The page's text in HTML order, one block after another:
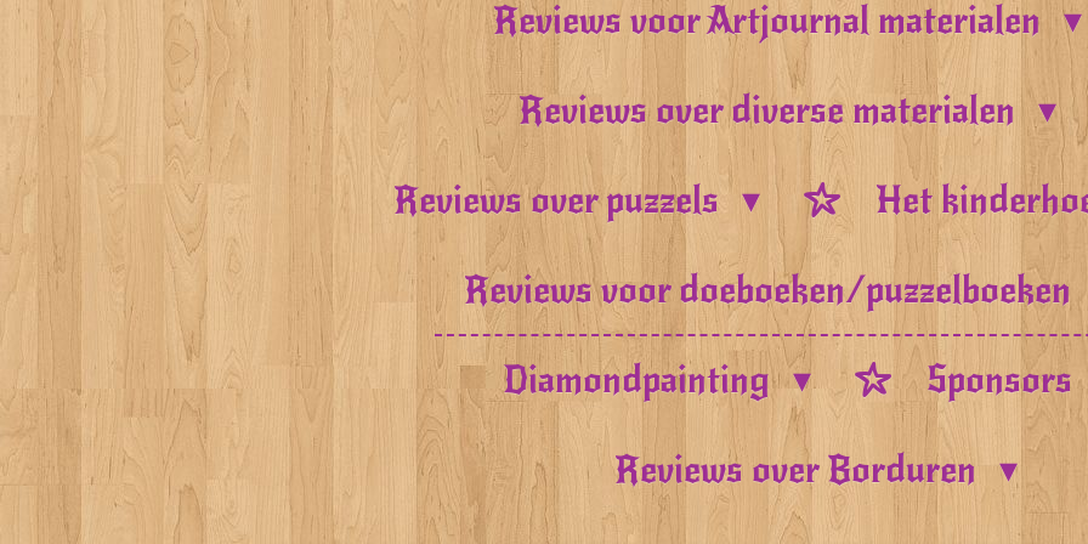
Reviews voor Artjournal materialen
Reviews over diverse materialen
Reviews over puzzels Het
Reviews voor doeboeken/puzzelboeken
Diamondpainting Sponsors
Reviews over Borduren